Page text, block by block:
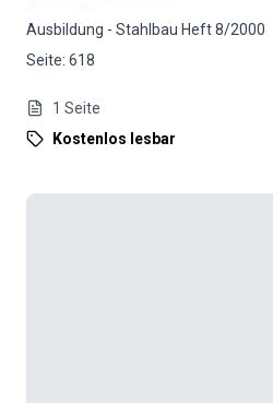
Ausbildung - Stahlbau Heft8/2000
Seite: 618
1 Seite
Kostenlos lesbar